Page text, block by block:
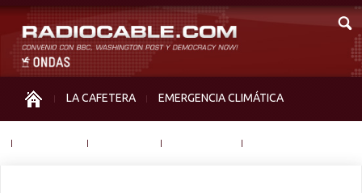
LA CAFETERA EMERGENCIA CLIMÁTICA